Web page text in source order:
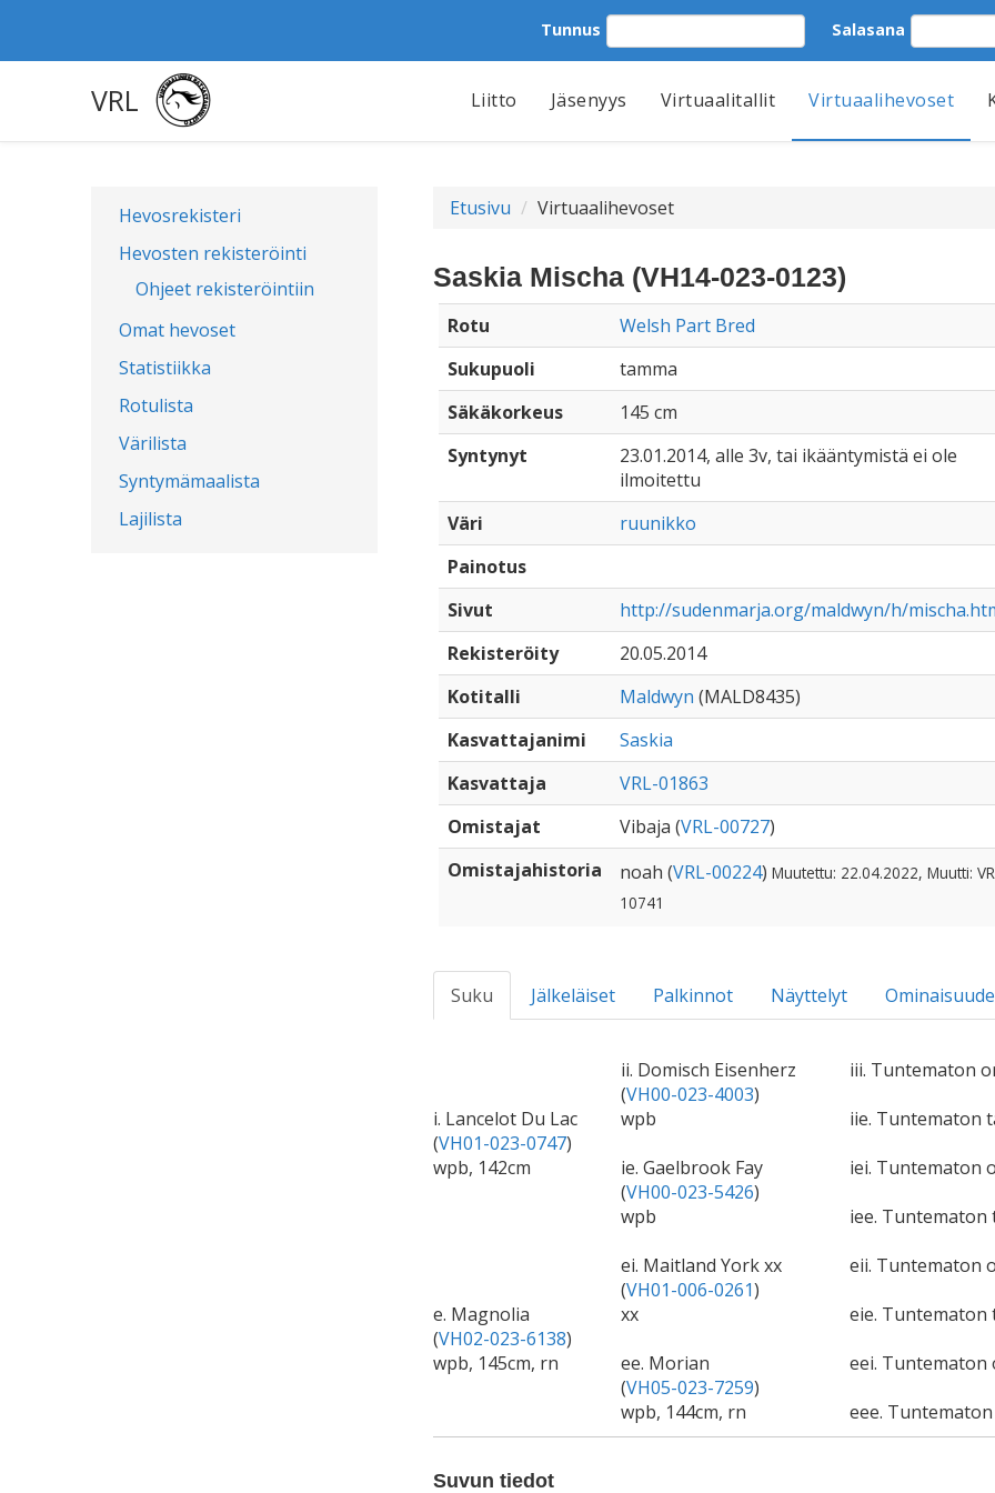
Tunnus Salasana
VRL Liitto Jäsenyys Virtuaalitallit Virtuaalihevoset
Hevosrekisteri
Hevosten rekisteröinti
Ohjeet rekisteröintiin
Omat hevoset
Statistiikka
Rotulista
Värilista
Syntymämaalista
Lajilista
Etusivu Virtuaalihevoset
Saskia Mischa (VH14-023-0123)
Rotu
Welsh Part Bred
Sukupuoli
tamma
Säkäkorkeus
145 cm
Syntynyt
23.01.2014, alle 3v, tai ikääntymistä ei ole
ilmoitettu
Väri
ruunikko
Painotus
Sivut
http://sudenmarja.org/maldwyn/h/
Rekisteröity
20.05.2014
Kotitalli
Maldwyn (MALD8435)
Kasvattajanimi
Saskia
Kasvattaja
VRL-01863
Omistajat
Vibaja (VRL-00727)
Omistajahistoria
noah (VRL-00224) Muutettu: 22.04.2022, Muutti:
10741
Suku Jälkeläiset Palkinnot Näyttelyt
i. Lancelot Du Lac
(VH01-023-0747)
wpb, 142cm
ii. Domisch Eisenherz
(VH00-023-4003)
wpb
iii. Tuntematon
iie. Tuntematon
ie. Gaelbrook Fay
(VH00-023-5426)
wpb
iei. Tuntematon
iee. Tuntematon
e. Magnolia
(VH02-023-6138)
wpb, 145cm, rn
ei. Maitland York xx
(VH01-006-0261)
xx
eii. Tuntematon
eie. Tuntematon
ee. Morian
(VH05-023-7259)
wpb, 144cm, rn
eei. Tuntematon
eee.
Suvun tiedot